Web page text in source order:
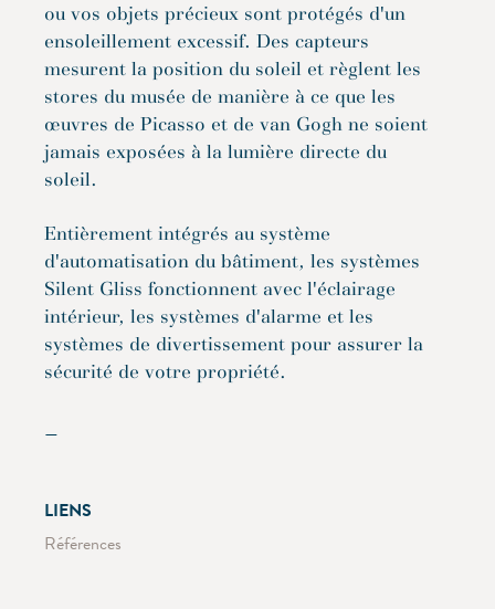
ou vos objets précieux sont protégés d'un
ensoleillement excessif. Des capteurs
mesurent la position du soleil et règlent les
stores du musée de manière à ce que les
œuvres de Picasso et de van Gogh ne soient
jamais exposées à la lumière directe du
soleil.
Entièrement intégrés au système
d'automatisation du bâtiment, les systèmes
Silent Gliss fonctionnent avec l'éclairage
intérieur, les systèmes d'alarme et les
systèmes de divertissement pour assurer la
sécurité de votre propriété.
—
LIENS
Références